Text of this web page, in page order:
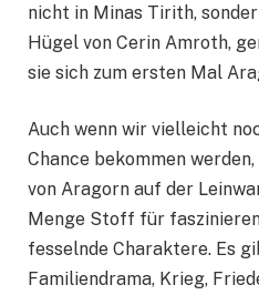
nicht in Minas Tirith,
Hügel von Cerin Amroth,
sie sich zum ersten Mal
Auch wenn wir vielleicht
Chance bekommen
von Aragorn auf der
Menge Stoff für
fesselnde Charaktere. Es
Familiendrama, Krieg,